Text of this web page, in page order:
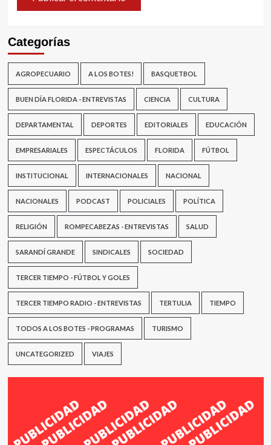
Categorías
AGROPECUARIO A LOS BOTES! BASQUETBOL
BUEN DÍA FLORIDA - ENTREVISTAS CIENCIA CULTURA
DEPARTAMENTAL DEPORTES EDITORIALES EDUCACIÓN
EMPRESARIALES ESPECTÁCULOS FLORIDA FÚTBOL
INSTITUCIONAL INTERNACIONALES NACIONAL
NACIONALES PODCAST POLICIALES POLÍTICA
RELIGIÓN ROMPECABEZAS - ENTREVISTAS SALUD
SARANDÍ GRANDE SINDICALES SOCIEDAD
TERCER TIEMPO - FÚTBOL Y GOLES
TERCER TIEMPO RADIO - ENTREVISTAS TERTULIA TIEMPO
TODOS A LOS BOTES - PROGRAMAS TURISMO
UNCATEGORIZED VIAJES